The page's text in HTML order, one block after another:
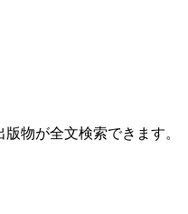
物が全文検索できます。